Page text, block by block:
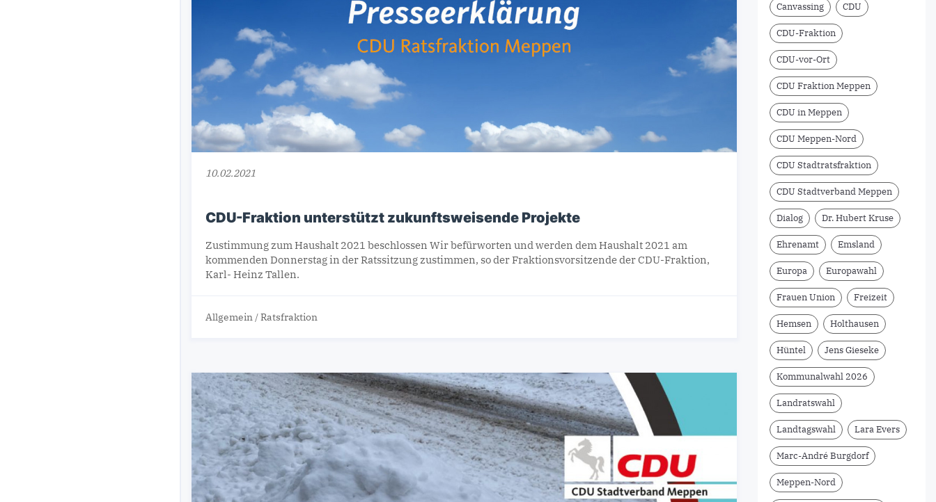
10.02.2021
CDU-Fraktion unterstützt zukunftsweisende Projekte
Zustimmung zum Haushalt 2021 beschlossen Wir befürworten und werden dem Haushalt 2021 am
kommenden Donnerstag in der Ratssitzung zustimmen, so der Fraktionsvorsitzende der CDU-Fraktion,
Karl- Heinz Tallen.
Allgemein /Ratsfraktion
Canvassing CDU
CDU-Fraktion
CDU-vor-Ort
CDU Fraktion Meppen
CDU in Meppen
CDU Meppen-Nord
CDU Stadtratsfraktion
CDU Stadtverband Meppen
Dialog Dr. Hubert Kruse
Ehrenamt Emsland
Europa Europawahl
Frauen Union Freizeit
Hemsen Holthausen
Hüntel Jens Gieseke
Kommunalwahl 2026
Landratswahl
Landtagswahl Lara Evers
Marc-André Burgdorf
Meppen-Nord